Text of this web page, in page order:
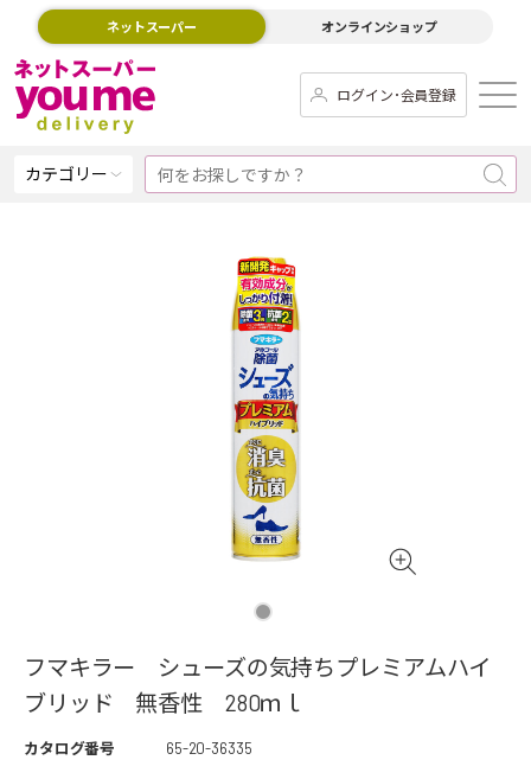
ネットスーパー オンラインショップ
ログイン･会員登録
カテゴリー
フマキラー シューズの気持ちプレミアムハイ
ブリッド 無香性 280ｍｌ
カタログ番号
65-20-36335